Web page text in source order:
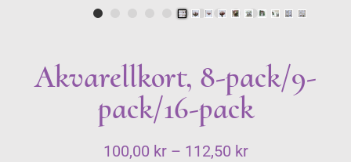
Akvarellkort, 8-pack/9-
pack/16-pack
100,00 kr – 112,50 kr